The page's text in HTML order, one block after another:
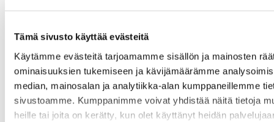
Tämä sivusto käyttää evästeitä
Käytämme evästeitä tarjoamamme sisällön ja mainosten
ominaisuuksien tukemiseen ja kävijämäärämme
median, mainosalan ja analytiikka-alan kumppaneillemme
sivustoamme. Kumppanimme voivat yhdistää näitä tietoja
heille tai joita on kerätty, kun olet käyttänyt heidän
etukäteisilmoittautumisen alla olevalla
ilmoittautuneille sähköpostitse.
Tervetuloa mukaan!
-----------------------------------------
--------
Päivän ohjelma